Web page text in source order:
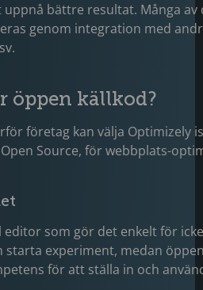
bättre resultat. Många av
genom integration med
öppen källkod?
företag kan välja Optimizely
Source, för webbplats-
editor som gör det enkelt för
starta experiment, medan
för att ställa in och